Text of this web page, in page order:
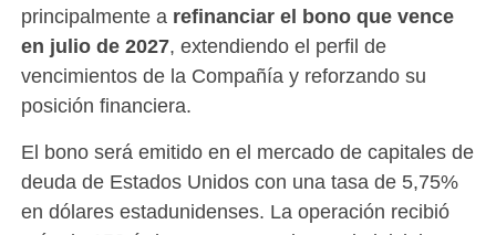
principalmente a refinanciar el bono que vence
en julio de 2027, extendiendo el perfil de
vencimientos de la Compañía y reforzando su
posición financiera.
El bono será emitido en el mercado de capitales de
deuda de Estados Unidos con una tasa de 5,75%
en dólares estadunidenses. La operación recibió